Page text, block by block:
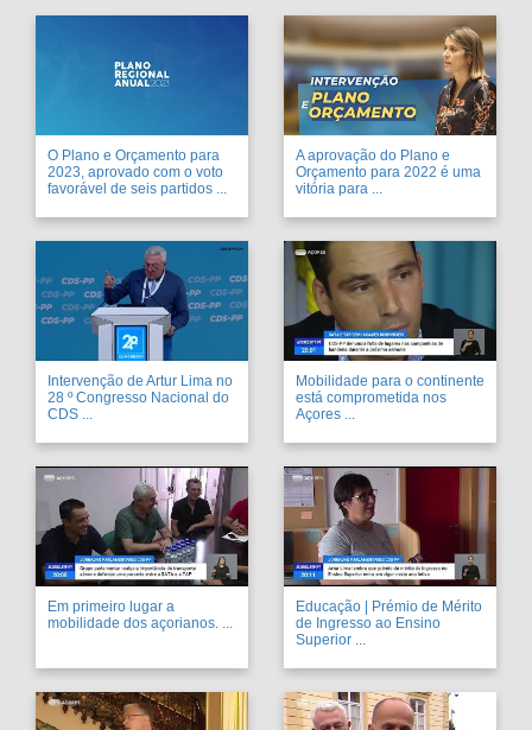
O Plano e Orçamento para
2023, aprovado com o voto
favorável de seis partidos ...
A aprovação do Plano e
Orçamento para 2022 é uma
vitória para ...
Intervenção de Artur Lima no
28 º Congresso Nacional do
CDS ...
Mobilidade para o continente
está comprometida nos
Açores ...
Em primeiro lugar a
mobilidade dos açorianos. ...
Educação | Prémio de Mérito
de Ingresso ao Ensino
Superior ...